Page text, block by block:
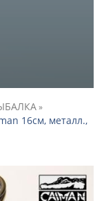
»
16см, металл.,